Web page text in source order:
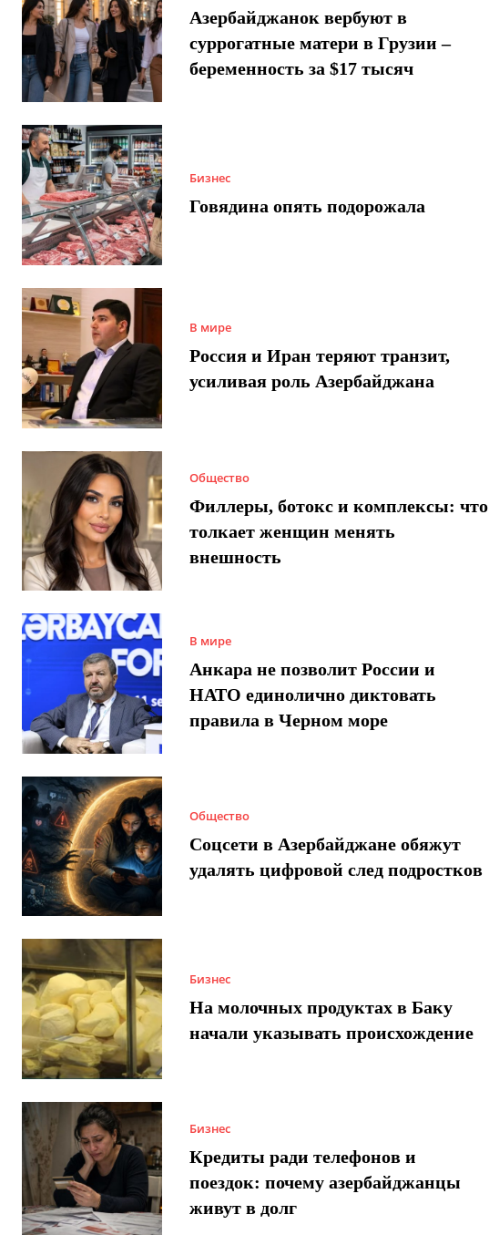
Азербайджанок вербуют в
суррогатные матери в Грузии –
беременность за $17 тысяч
Бизнес
Говядина опять подорожала
В мире
Россия и Иран теряют транзит,
усиливая роль Азербайджана
Общество
Филлеры, ботокс и комплексы: что
толкает женщин менять
внешность
В мире
Анкара не позволит России и
НАТО единолично диктовать
правила в Черном море
Общество
Соцсети в Азербайджане обяжут
удалять цифровой след подростков
Бизнес
На молочных продуктах в Баку
начали указывать происхождение
Бизнес
Кредиты ради телефонов и
поездок: почему азербайджанцы
живут в долг